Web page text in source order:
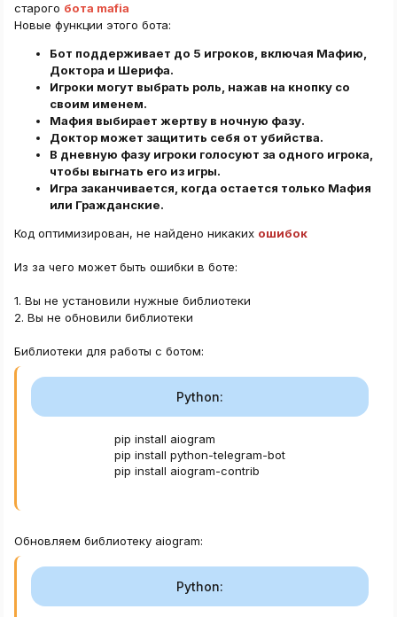
старого бота mafia
Новые функции этого бота:
Бот поддерживает до 5 игроков, включая Мафию,
Доктора и Шерифа.
Игроки могут выбрать роль, нажав на кнопку со
своим именем.
Мафия выбирает жертву в ночную фазу.
Доктор может защитить себя от убийства.
В дневную фазу игроки голосуют за одного игрока,
чтобы выгнать его из игры.
Игра заканчивается, когда остается только Мафия
или Гражданские.
Код оптимизирован, не найдено никаких ошибок
Из за чего может быть ошибки в боте:
1. Вы не установили нужные библиотеки
2. Вы не обновили библиотеки
Библиотеки для работы с ботом:
Python:
pip install aiogram
pip install python-telegram-bot
pip install aiogram-contrib
Обновляем библиотеку aiogram:
Python: